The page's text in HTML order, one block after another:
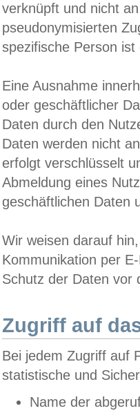
verknüpft und nicht
pseudonymisierten
spezifische Person
Eine Ausnahme
oder geschäftlicher
Daten durch den
Daten werden nicht
erfolgt verschlüsselt
Abmeldung eines
geschäftlichen Daten
Wir weisen darauf
Kommunikation per
Schutz der Daten vor
Zugriff auf
Bei jedem Zugriff auf
statistische und
Name der